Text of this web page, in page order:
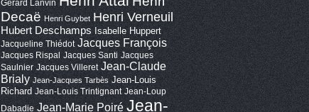
Gérard Lanvin
Decaë Henri Guybet Henri Verneuil
Hubert Deschamps Isabelle Huppert
Jacqueline Thiédot Jacques François
Jacques Rispal Jacques Santi Jacques
Saulnier Jacques Villeret Jean-Claude
Brialy Jean-Jacques Tarbès Jean-Louis
Richard Jean-Louis Trintignant Jean-Loup
Dabadie Jean-Marie Poiré Jean-